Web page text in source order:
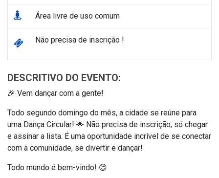
Área livre de uso comum
Não precisa de inscrição !
DESCRITIVO DO EVENTO:
🎉 Vem dançar com a gente!
Todo segundo domingo do mês, a cidade se reúne para
uma Dança Circular! 🌟 Não precisa de inscrição, só chegar
e assinar a lista. É uma oportunidade incrível de se conectar
com a comunidade, se divertir e dançar!
Todo mundo é bem-vindo! 😊